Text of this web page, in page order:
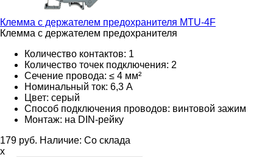
Клемма с держателем предохранителя MTU-4F
Клемма с держателем предохранителя
Количество контактов: 1
Количество точек подключения: 2
Сечение провода: ≤ 4 мм²
Номинальный ток: 6,3 А
Цвет: серый
Способ подключения проводов: винтовой зажим
Монтаж: на DIN-рейку
179 руб. Наличие: Со склада
х